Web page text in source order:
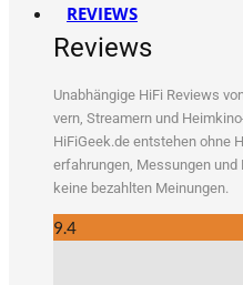
REVIEWS
Reviews
Unab­hän­gi­ge HiFi Reviews
vern, Strea­mern und
HiFiGeek.de ent­ste­hen ohne
erfah­run­gen, Mes­sun­gen
kei­ne bezahl­ten Meinungen.
9.4